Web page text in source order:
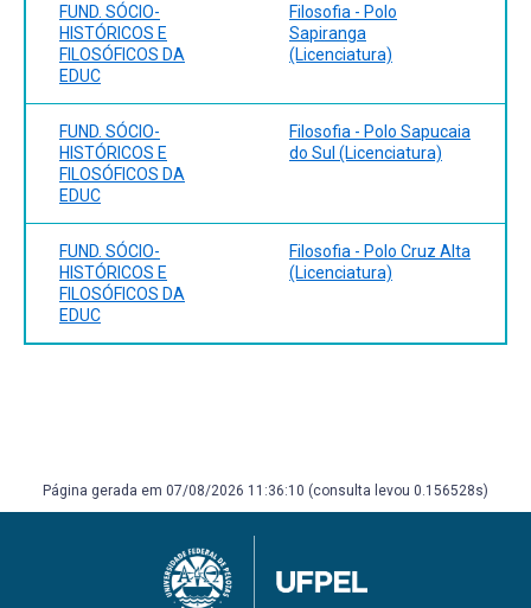
FUND. SÓCIO-
HISTÓRICOS E
FILOSÓFICOS DA
EDUC
Filosofia - Polo
Sapiranga
(Licenciatura)
FUND. SÓCIO-
HISTÓRICOS E
FILOSÓFICOS DA
EDUC
Filosofia - Polo Sapucaia
do Sul (Licenciatura)
FUND. SÓCIO-
HISTÓRICOS E
FILOSÓFICOS DA
EDUC
Filosofia - Polo Cruz Alta
(Licenciatura)
Página gerada em 07/08/2026 11:36:10 (consulta levou 0.156528s)